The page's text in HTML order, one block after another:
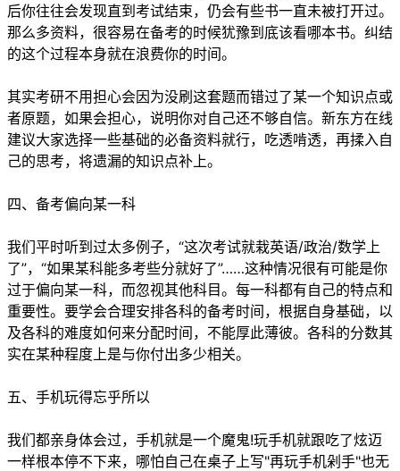
后你往往会发现直到考试结束，仍会有些书一直未被打开过。
那么多资料，很容易在备考的时候犹豫到底该看哪本书。纠结
的这个过程本身就在浪费你的时间。
其实考研不用担心会因为没刷这套题而错过了某一个知识点或
者原题，如果会担心，说明你对自己还不够自信。新东方在线
建议大家选择一些基础的必备资料就行，吃透啃透，再揉入自
己的思考，将遗漏的知识点补上。
四、备考偏向某一科
我们平时听到过太多例子，“这次考试就栽英语/政治/数学上
了”，“如果某科能多考些分就好了”……这种情况很有可能是你
过于偏向某一科，而忽视其他科目。每一科都有自己的特点和
重要性。要学会合理安排各科的备考时间，根据自身基础，以
及各科的难度如何来分配时间，不能厚此薄彼。各科的分数其
实在某种程度上是与你付出多少相关。
五、手机玩得忘乎所以
我们都亲身体会过，手机就是一个魔鬼!玩手机就跟吃了炫迈
一样根本停不下来，哪怕自己在桌子上写"再玩手机剁手"也无